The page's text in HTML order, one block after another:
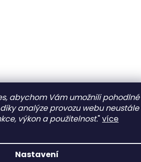
abychom Vám umožnili pohodlné
analýze provozu webu neustále
výkon a použitelnost."více
Nastavení